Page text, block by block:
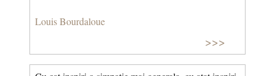
Louis Bourdaloue
>>>